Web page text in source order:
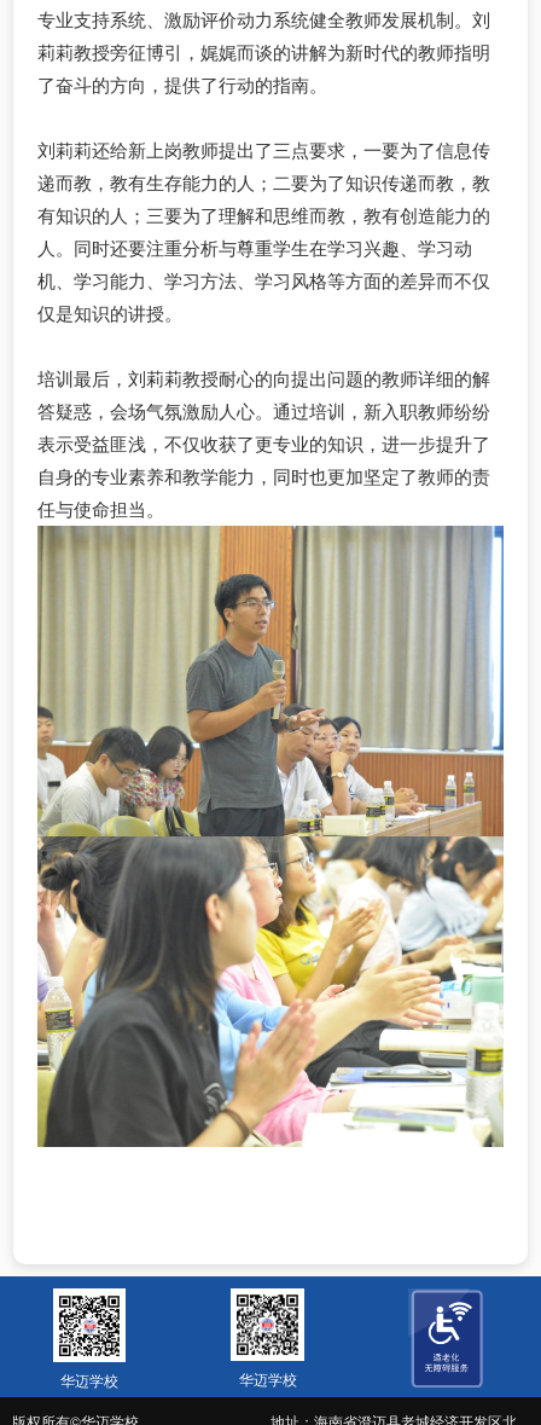
专业支持系统、激励评价动力系统健全教师发展机制。刘
莉莉教授旁征博引，娓娓而谈的讲解为新时代的教师指明
了奋斗的方向，提供了行动的指南。
刘莉莉还给新上岗教师提出了三点要求，一要为了信息传
递而教，教有生存能力的人；二要为了知识传递而教，教
有知识的人；三要为了理解和思维而教，教有创造能力的
人。同时还要注重分析与尊重学生在学习兴趣、学习动
机、学习能力、学习方法、学习风格等方面的差异而不仅
仅是知识的讲授。
培训最后，刘莉莉教授耐心的向提出问题的教师详细的解
答疑惑，会场气氛激励人心。通过培训，新入职教师纷纷
表示受益匪浅，不仅收获了更专业的知识，进一步提升了
自身的专业素养和教学能力，同时也更加坚定了教师的责
任与使命担当。
华迈学校 华迈学校